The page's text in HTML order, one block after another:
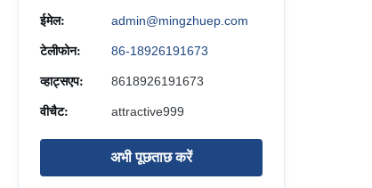
ईमेल: admin@mingzhuep.com
टेलीफोन: 86-18926191673
व्हाट्सएप: 8618926191673
वीचैट: attractive999
अभी पूछताछ करें